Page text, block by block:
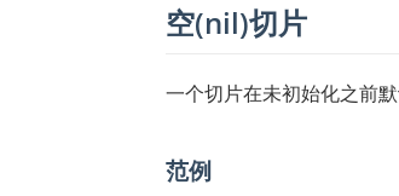
空(nil)切片
一个切片在未初始化之前
范例